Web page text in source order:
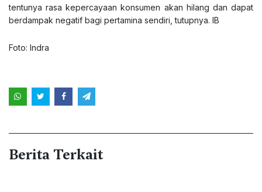
tentunya rasa kepercayaan konsumen akan hilang dan dapat
berdampak negatif bagi pertamina sendiri, tutupnya. IB
Foto: Indra
Berita Terkait